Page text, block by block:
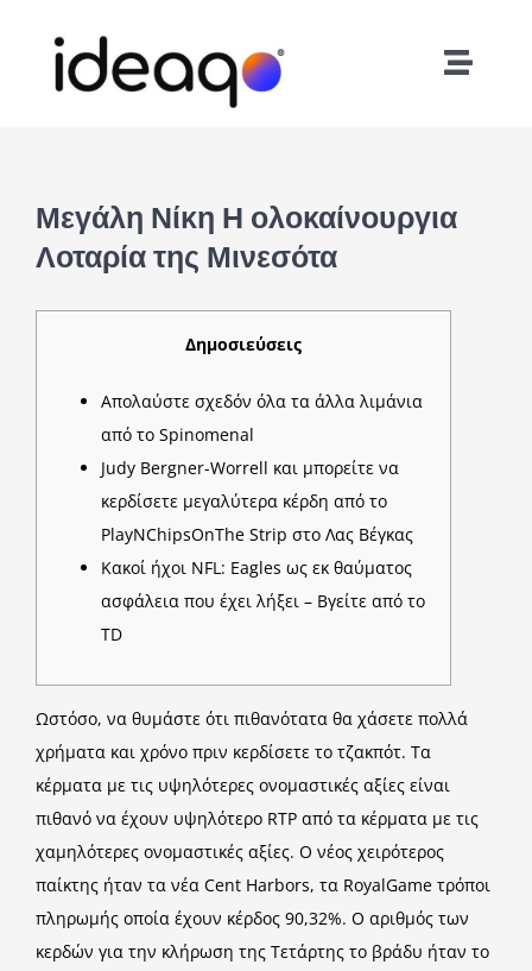
Toggle
About Us
Contact
Μεγάλη Νίκη Η ολοκαίνουργια
Λοταρία της Μινεσότα
Δημοσιεύσεις
Απολαύστε σχεδόν όλα τα άλλα λιμάνια
από το Spinomenal
Judy Bergner-Worrell και μπορείτε να
κερδίσετε μεγαλύτερα κέρδη από το
PlayNChipsOnThe Strip στο Λας Βέγκας
Κακοί ήχοι NFL: Eagles ως εκ θαύματος
ασφάλεια που έχει λήξει – Βγείτε από το
TD
Ωστόσο, να θυμάστε ότι πιθανότατα θα χάσετε πολλά
χρήματα και χρόνο πριν κερδίσετε το τζακπότ. Τα
κέρματα με τις υψηλότερες ονομαστικές αξίες είναι
πιθανό να έχουν υψηλότερο RTP από τα κέρματα με τις
χαμηλότερες ονομαστικές αξίες. Ο νέος χειρότερος
παίκτης ήταν τα νέα Cent Harbors, τα RoyalGame τρόποι
πληρωμής οποία έχουν κέρδος 90,32%. Ο αριθμός των
κερδών για την κλήρωση της Τετάρτης το βράδυ ήταν το